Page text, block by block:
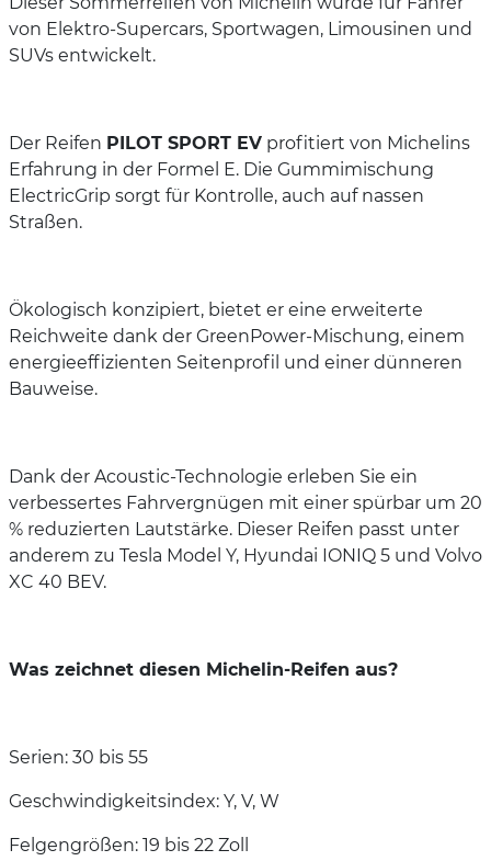
von Elektro-Supercars, Sportwagen, Limousinen und
SUVs entwickelt.
Der Reifen PILOT SPORT EV profitiert von Michelins
Erfahrung in der Formel E. Die Gummimischung
ElectricGrip sorgt für Kontrolle, auch auf nassen
Straßen.
Ökologisch konzipiert, bietet er eine erweiterte
Reichweite dank der GreenPower-Mischung, einem
energieeffizienten Seitenprofil und einer dünneren
Bauweise.
Dank der Acoustic-Technologie erleben Sie ein
verbessertes Fahrvergnügen mit einer spürbar um 20
% reduzierten Lautstärke. Dieser Reifen passt unter
anderem zu Tesla Model Y, Hyundai IONIQ 5 und Volvo
XC 40 BEV.
Was zeichnet diesen Michelin-Reifen aus?
Serien: 30 bis 55
Geschwindigkeitsindex: Y, V, W
Felgengrößen: 19 bis 22 Zoll